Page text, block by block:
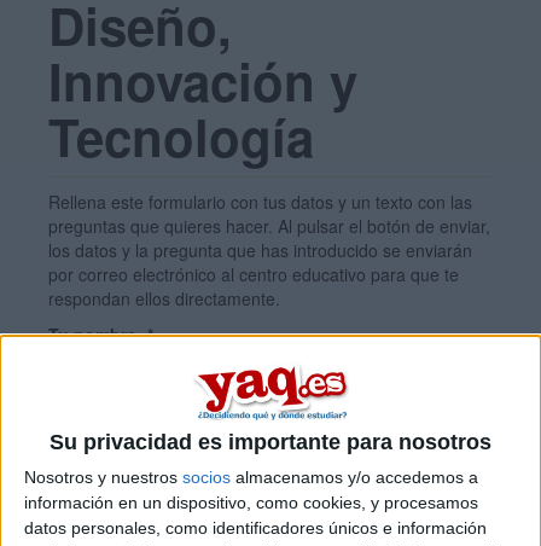
Su privacidad es importante para nosotros
Nosotros y nuestros socios almacenamos y/o accedemos a
información en un dispositivo, como cookies, y procesamos
datos personales, como identificadores únicos e información
Diseño,
Innovación y
Tecnología
Rellena este formulario con tus datos y un texto con las
preguntas que quieres hacer. Al pulsar el botón de enviar,
los datos y la pregunta que has introducido se enviarán
por correo electrónico al centro educativo para que te
respondan ellos directamente.
Tu nombre:*
Tu email:*